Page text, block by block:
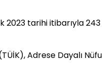
2023 tarihi itibarıyla
Adrese Dayalı